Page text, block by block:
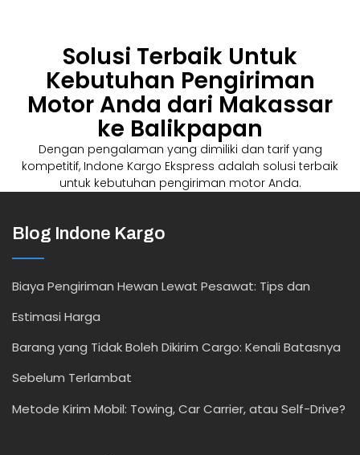
Solusi Terbaik Untuk
Kebutuhan Pengiriman
Motor Anda dari Makassar
ke Balikpapan
Dengan pengalaman yang dimiliki dan tarif yang
kompetitif, Indone Kargo Ekspress adalah solusi terbaik
untuk kebutuhan pengiriman motor Anda.
Blog Indone Kargo
Biaya Pengiriman Hewan Lewat Pesawat: Tips dan
Estimasi Harga
Barang yang Tidak Boleh Dikirim Cargo: Kenali Batasnya
Sebelum Terlambat
Metode Kirim Mobil: Towing, Car Carrier, atau Self-Drive?